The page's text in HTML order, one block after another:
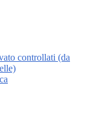
controllati (da